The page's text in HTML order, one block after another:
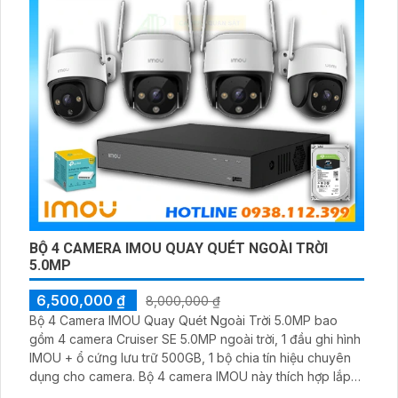
BỘ 4 CAMERA IMOU QUAY QUÉT NGOÀI TRỜI
5.0MP
6,500,000 ₫
8,000,000 ₫
Bộ 4 Camera IMOU Quay Quét Ngoài Trời 5.0MP bao
gồm 4 camera Cruiser SE 5.0MP ngoài trời, 1 đầu ghi hình
IMOU + ổ cứng lưu trữ 500GB, 1 bộ chia tín hiệu chuyên
dụng cho camera. Bộ 4 camera IMOU này thích hợp lắp